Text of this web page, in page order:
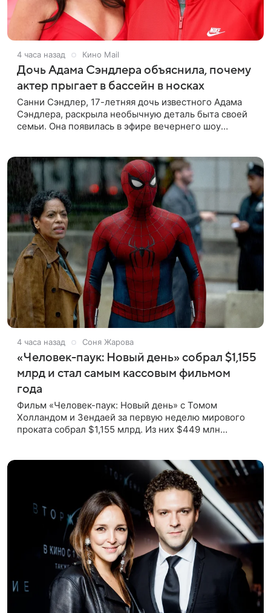
4 часа назад Кино Mail
Дочь Адама Сэндлера объяснила, почему
актер прыгает в бассейн в носках
Санни Сэндлер, 17-летняя дочь известного Адама
Сэндлера, раскрыла необычную деталь быта своей
семьи. Она появилась в эфире вечернего шоу
4 часа назад Соня Жарова
«Человек-паук: Новый день» собрал $1,155
млрд и стал самым кассовым фильмом
года
Фильм «Человек-паук: Новый день» с Томом
Холландом и Зендаей за первую неделю мирового
проката собрал $1,155 млрд. Из них $449 млн